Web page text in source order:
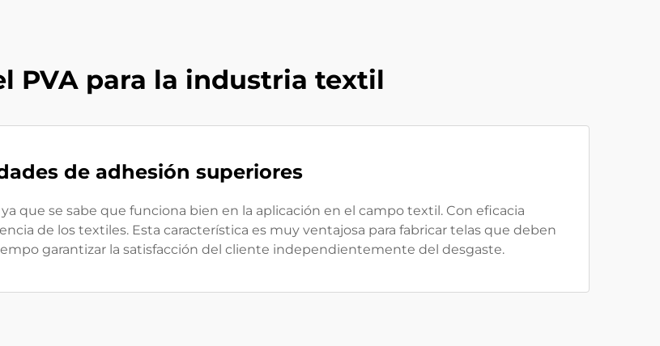
PVA para la industria textil
de adhesión superiores
que se sabe que funciona bien en la aplicación en el campo textil. Con eficacia
de los textiles. Esta característica es muy ventajosa para fabricar telas que deben
garantizar la satisfacción del cliente independientemente del desgaste.